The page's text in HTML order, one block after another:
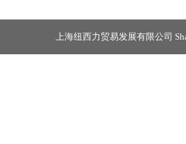
上海纽西力贸易发展有限公司